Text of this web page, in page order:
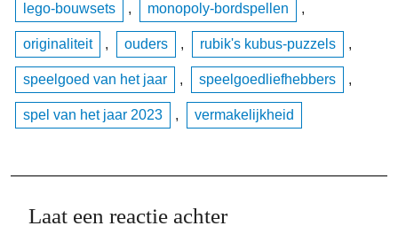
lego-bouwsets , monopoly-bordspellen ,
originaliteit , ouders , rubik's kubus-puzzels ,
speelgoed van het jaar , speelgoedliefhebbers ,
spel van het jaar 2023 , vermakelijkheid
Laat een reactie achter